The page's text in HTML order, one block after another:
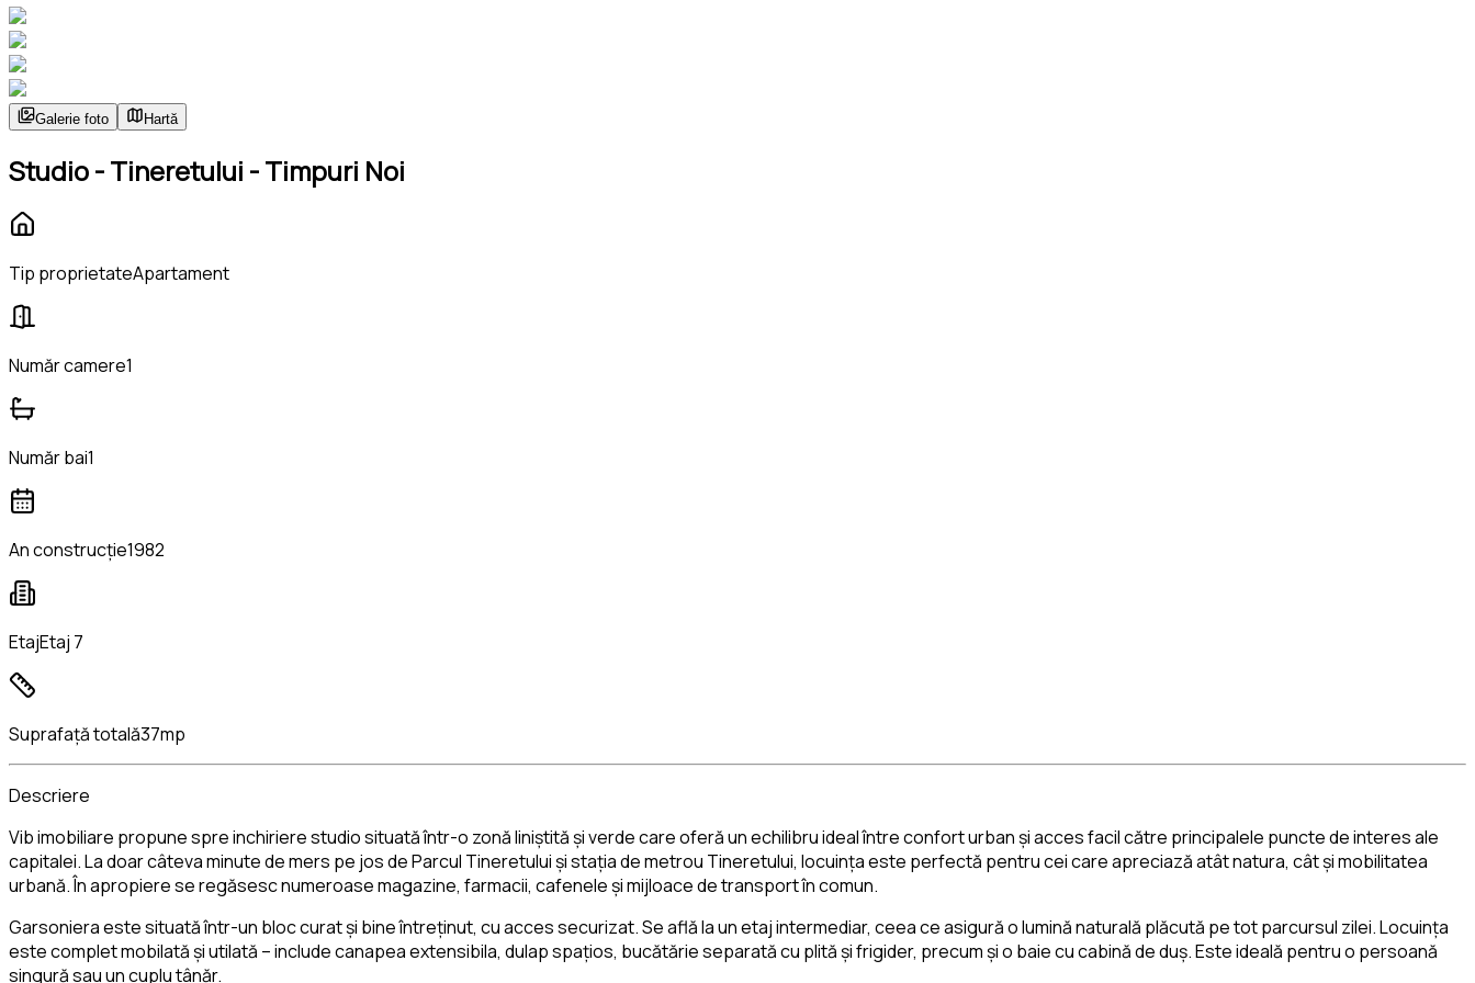
Galerie foto Hartă
Studio - Tineretului - Timpuri Noi
Tip proprietateApartament
Număr camere1
Număr bai1
An construcție1982
EtajEtaj 7
Suprafață totală37mp
Descriere
Vib imobiliare propune spre inchiriere studio situată într-o zonă liniștită și verde care oferă un echilibru ideal între confort urban și acces facil către principalele puncte de interes ale
capitalei. La doar câteva minute de mers pe jos de Parcul Tineretului și stația de metrou Tineretului, locuința este perfectă pentru cei care apreciază atât natura, cât și mobilitatea
urbană. În apropiere se regăsesc numeroase magazine, farmacii, cafenele și mijloace de transport în comun.
Garsoniera este situată într-un bloc curat și bine întreținut, cu acces securizat. Se află la un etaj intermediar, ceea ce asigură o lumină naturală plăcută pe tot parcursul zilei. Locuința
este complet mobilată și utilată – include canapea extensibila, dulap spațios, bucătărie separată cu plită și frigider, precum și o baie cu cabină de duș. Este ideală pentru o persoană
singură sau un cuplu tânăr.